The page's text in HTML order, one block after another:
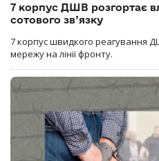
7 корпус ДШВ розгортає
сотового зв’язку
7 корпус швидкого реагування
мережу на лінії фронту.